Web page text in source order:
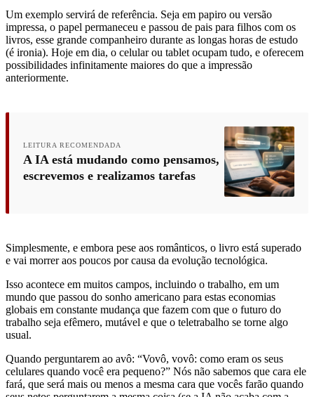
Um exemplo servirá de referência. Seja em papiro ou versão
impressa, o papel permaneceu e passou de pais para filhos com os
livros, esse grande companheiro durante as longas horas de estudo
(é ironia). Hoje em dia, o celular ou tablet ocupam tudo, e oferecem
possibilidades infinitamente maiores do que a impressão
anteriormente.
LEITURA RECOMENDADA
A IA está mudando como pensamos,
escrevemos e realizamos tarefas
Simplesmente, e embora pese aos românticos, o livro está superado
e vai morrer aos poucos por causa da evolução tecnológica.
Isso acontece em muitos campos, incluindo o trabalho, em um
mundo que passou do sonho americano para estas economias
globais em constante mudança que fazem com que o futuro do
trabalho seja efêmero, mutável e que o teletrabalho se torne algo
usual.
Quando perguntarem ao avô: “Vovô, vovô: como eram os seus
celulares quando você era pequeno?” Nós não sabemos que cara ele
fará, que será mais ou menos a mesma cara que vocês farão quando